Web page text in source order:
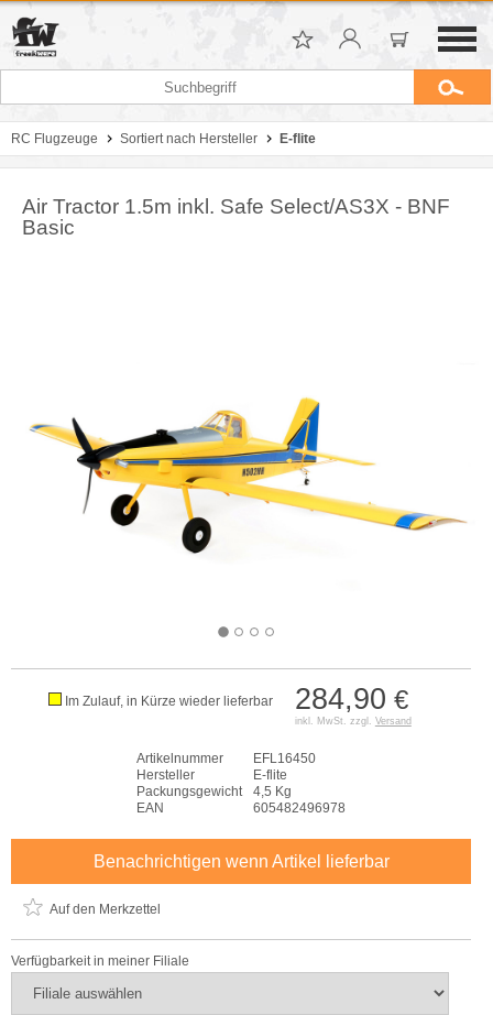
RC Flugzeuge Sortiert nach Hersteller E-flite
Air Tractor 1.5m inkl. Safe Select/AS3X - BNF
Basic
284,90 €
inkl. MwSt. zzgl. Versand
Im Zulauf, in Kürze wieder lieferbar
Artikelnummer
EFL16450
Hersteller
E-flite
Packungsgewicht
4,5 Kg
EAN
605482496978
Benachrichtigen wenn Artikel lieferbar
Auf den Merkzettel
Verfügbarkeit in meiner Filiale